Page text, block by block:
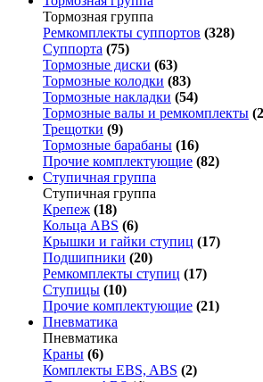
Тормозная группа
Ремкомплекты суппортов (328)
Суппорта (75)
Тормозные диски (63)
Тормозные колодки (83)
Тормозные накладки (54)
Тормозные валы и ремкомплекты
Трещотки (9)
Тормозные барабаны (16)
Прочие комплектующие (82)
Ступичная группа
Ступичная группа
Крепеж (18)
Кольца ABS (6)
Крышки и гайки ступиц (17)
Подшипники (20)
Ремкомплекты ступиц (17)
Ступицы (10)
Прочие комплектующие (21)
Пневматика
Пневматика
Краны (6)
Комплекты EBS, ABS (2)